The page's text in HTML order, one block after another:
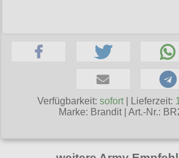
Verschiedenes
Jawbreaker
Necessary Evil
Pentagramme
Poizen Industries
Outdoorbekleidung
Petticoats
Poloshirts
Begriffe
Verfügbarkeit:sofort | Lieferzeit:
Marke: Brandit |Art.-Nr.: